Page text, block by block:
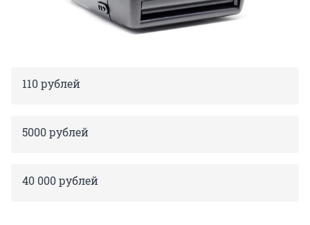
110 рублей
5000 рублей
40 000 рублей